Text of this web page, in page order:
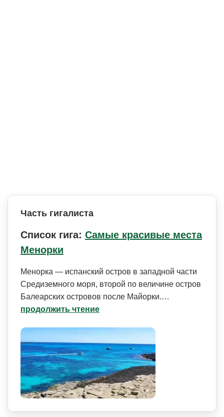
Часть гигалиста
Список гига: Самые красивые места
Менорки
Менорка — испанский остров в западной части
Средиземного моря, второй по величине остров
Балеарских островов после Майорки.…
продолжить чтение